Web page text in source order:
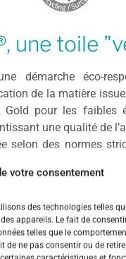
votre consentement
des technologies telles
appareils. Le fait de
telles que le
de ne pas consentir ou de
une toile
démarche éco-
de la matière
Gold pour les faibles
une qualité de
selon des normes
de son engagement
à la déchirure, à
de vie,